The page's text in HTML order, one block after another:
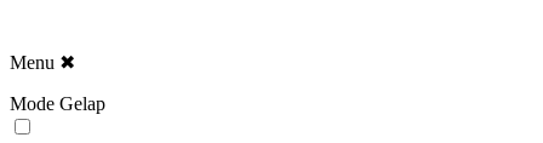
Menu ✖
Mode Gelap